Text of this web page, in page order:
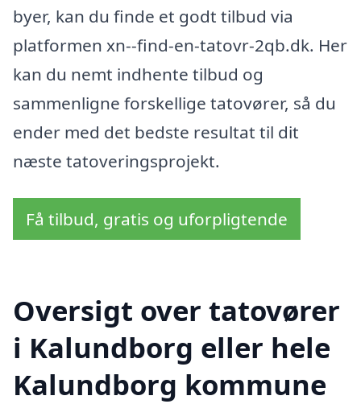
byer, kan du finde et godt tilbud via
platformen xn--find-en-tatovr-2qb.dk. Her
kan du nemt indhente tilbud og
sammenligne forskellige tatovører, så du
ender med det bedste resultat til dit
næste tatoveringsprojekt.
Få tilbud, gratis og uforpligtende
Oversigt over tatovører
i Kalundborg eller hele
Kalundborg kommune